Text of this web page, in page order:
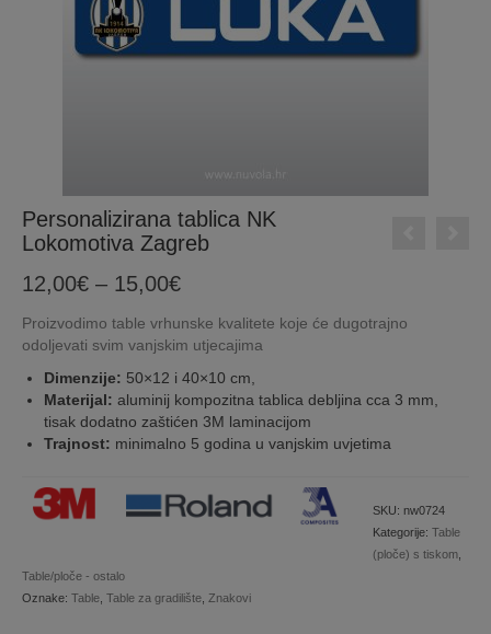
Personalizirana tablica NK
Lokomotiva Zagreb
12,00€ – 15,00€Price
12,00€
through
15,00€
Proizvodimo table vrhunske kvalitete koje će dugotrajno
odoljevati svim vanjskim utjecajima
Dimenzije: 50×12 i 40×10 cm,
Materijal: aluminij kompozitna tablica debljina cca 3 mm,
tisak dodatno zaštićen 3M laminacijom
Trajnost: minimalno 5 godina u vanjskim uvjetima
SKU: nw0724
Kategorije: Table
(ploče) s tiskom
Table/ploče - ostalo
Oznake: Table Table za gradilište Znakovi